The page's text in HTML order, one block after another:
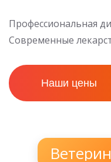
Профессиональная
Современные
Наши цены